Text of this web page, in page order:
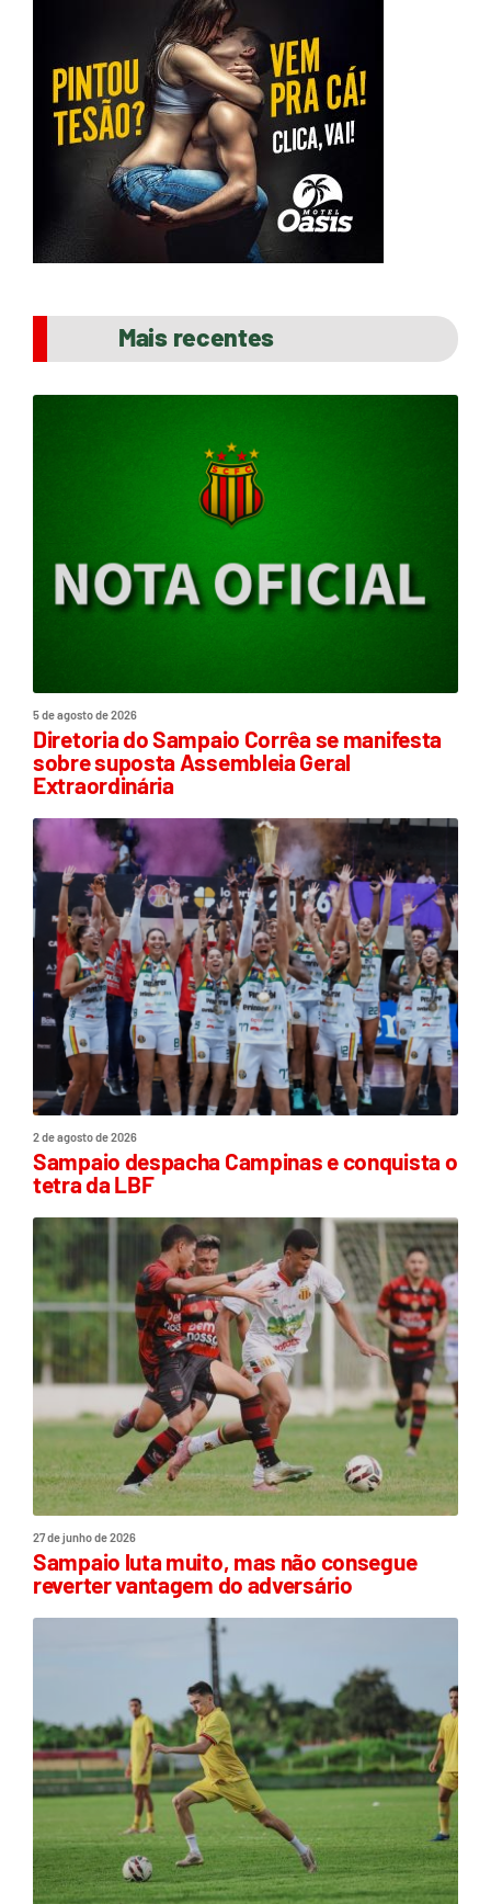
Mais recentes
5 de agosto de 2026
Diretoria do Sampaio Corrêa se manifesta
sobre suposta Assembleia Geral
Extraordinária
2 de agosto de 2026
Sampaio despacha Campinas e conquista o
tetra da LBF
27 de junho de 2026
Sampaio luta muito, mas não consegue
reverter vantagem do adversário